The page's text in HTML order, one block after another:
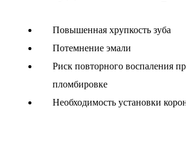
Повышенная хрупкость зуба
Потемнение эмали
Риск повторного воспаления
пломбировке
Необходимость установки